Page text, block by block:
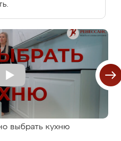
выбрать кухню